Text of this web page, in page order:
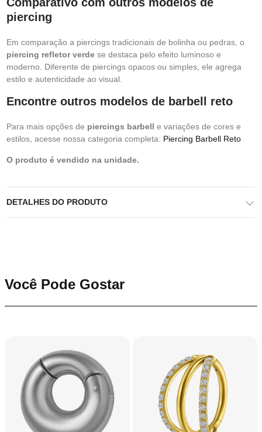
piercing
Em comparação a piercings tradicionais de bolinha ou pedras, o
piercing refletor verde se destaca pelo efeito luminoso e
moderno. Diferente de piercings opacos ou simples, ele agrega
estilo e autenticidade ao visual.
Encontre outros modelos de barbell reto
Para mais opções de piercings barbell e variações de cores e
estilos, acesse nossa categoria completa: Piercing Barbell Reto
O produto é vendido na unidade.
DETALHES DO PRODUTO
Você Pode Gostar